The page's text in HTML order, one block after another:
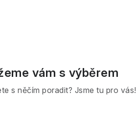
vám s výběrem
s něčím poradit? Jsme tu pro vás!